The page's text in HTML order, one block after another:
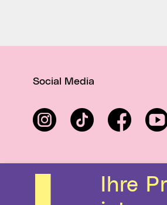
Social Media
InstagramTikTok Facebook